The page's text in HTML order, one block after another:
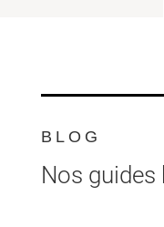
BLOG
Nos guides